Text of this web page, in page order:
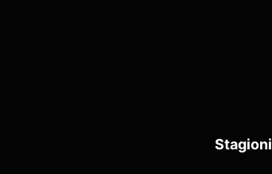
Stagioni